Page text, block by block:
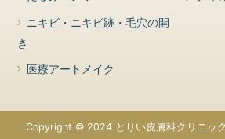
ニキビ・ニキビ跡・毛穴の開
き
医療アートメイク
Copyright © 2024 とりい皮膚科クリニッ